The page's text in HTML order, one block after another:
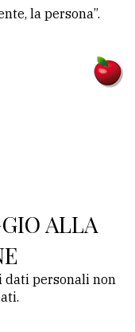
la persona”.
ALLA
personali non